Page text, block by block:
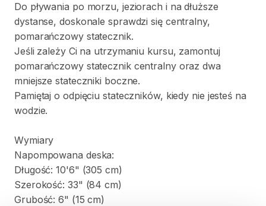
Do pływania po morzu​,​ jeziorach i na dłuższe
dystanse​,​ doskonale sprawdzi się centralny​,​
pomarańczowy statecznik.
Jeśli zależy Ci na utrzymaniu kursu​,​ zamontuj
pomarańczowy statecznik centralny oraz dwa
mniejsze stateczniki boczne.
Pamiętaj o odpięciu stateczników​,​ kiedy nie jesteś na
wodzie.
Wymiary
Napompowana deska:
Długość: 10'6" (305 cm)
Szerokość: 33" (84 cm)
Grubość: 6" (15 cm)